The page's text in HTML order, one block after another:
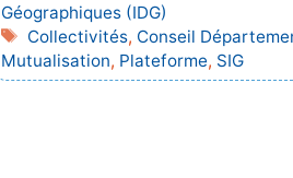
Géographiques (IDG)
Étiquettes
Collectivités, Conseil
Mutualisation, Plateforme, SIG